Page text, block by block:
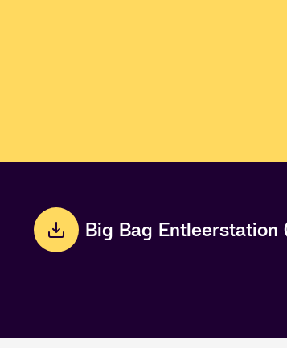
Big Bag Entleerstation